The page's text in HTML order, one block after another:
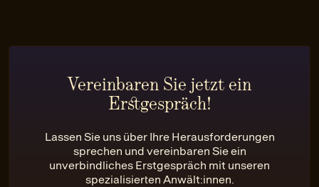
Vereinbaren Sie jetzt ein
Erstgespräch!
Lassen Sie uns über Ihre Herausforderungen
sprechen und vereinbaren Sie ein
unverbindliches Erstgespräch mit unseren
spezialisierten Anwält:innen.